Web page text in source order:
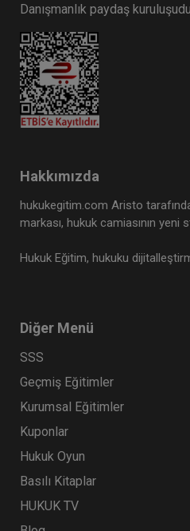
Danışmanlık paydaş
Hakkımızda
hukukegitim.com Aristo
markası, hukuk camiasının yeni
Hukuk Eğitim, hukuku
Diğer Menü
SSS
Geçmiş Eğitimler
Kurumsal Eğitimler
Kuponlar
Hukuk Oyun
Basılı Kitaplar
HUKUK TV